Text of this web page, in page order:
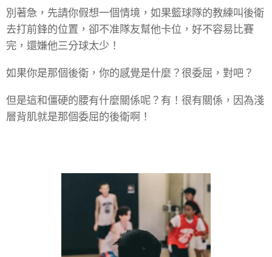
別著急，先請你假想一個情境，如果籃球隊的教練叫後衛
去打前鋒的位置，卻不准隊友幫他卡位，好不容易比賽
完，還嫌他三分球太少！
如果你是那個後衛，你的感覺是什麼？很委屈，對吧？
但是這和僵硬的腰有什麼關係呢？有！很有關係，因為淺
層背肌就是那個委屈的後衛啊！